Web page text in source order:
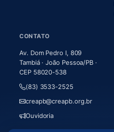
CONTATO
Av. Dom Pedro I, 809
Tambiá · João Pessoa/PB ·
CEP 58020-538
(83) 3533-2525
creapb@creapb.org.br
Ouvidoria